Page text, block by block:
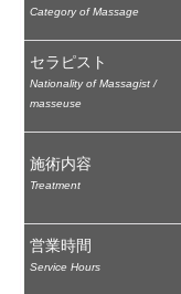
Category of Massage
セラピスト
Nationality of Massagist /
masseuse
施術内容
Treatment
営業時間
Service Hours